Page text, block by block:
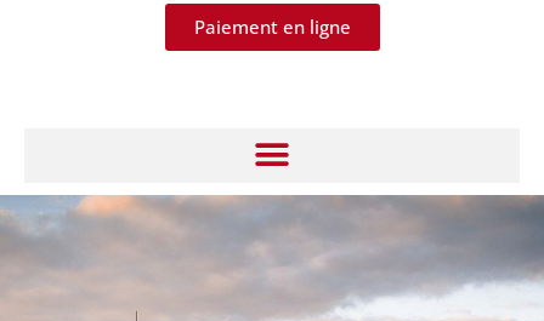
Paiement en ligne